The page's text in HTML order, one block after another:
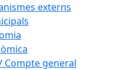
externs
Compte general